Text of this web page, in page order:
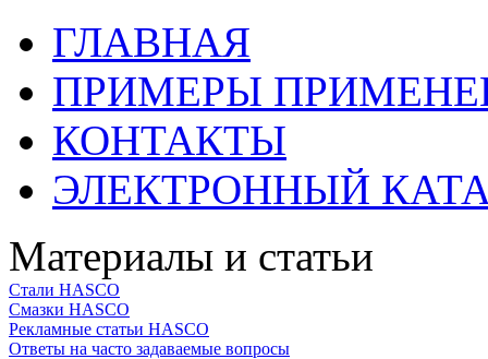
ГЛАВНАЯ
ПРИМЕРЫ
КОНТАКТЫ
ЭЛЕКТРОННЫЙ
Материалы и статьи
Стали HASCO
Смазки HASCO
Рекламные статьи HASCO
Ответы на часто задаваемые вопросы